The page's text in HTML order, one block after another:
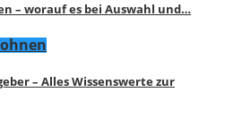
– worauf es bei Auswahl und…
– Alles Wissenswerte zur